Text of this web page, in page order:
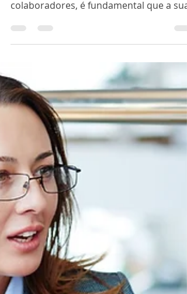
PCMSO: saúde e segurança! Quando se
trata da saúde e segurança dos